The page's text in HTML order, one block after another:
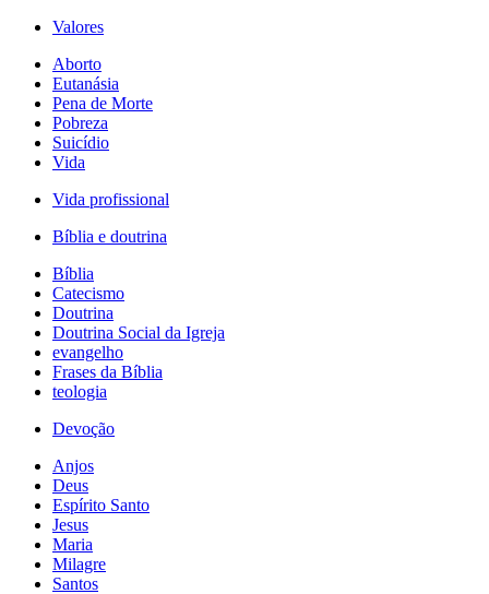
Valores
Aborto
Eutanásia
Pena de Morte
Pobreza
Suicídio
Vida
Vida profissional
Bíblia e doutrina
Bíblia
Catecismo
Doutrina
Doutrina Social da Igreja
evangelho
Frases da Bíblia
teologia
Devoção
Anjos
Deus
Espírito Santo
Jesus
Maria
Milagre
Santos